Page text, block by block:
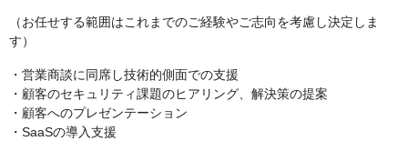
（お任せする範囲はこれまでのご経験やご志向を考慮し決定しま
す）
・営業商談に同席し技術的側面での支援
・顧客のセキュリティ課題のヒアリング、解決策の提案
・顧客へのプレゼンテーション
・SaaSの導入支援